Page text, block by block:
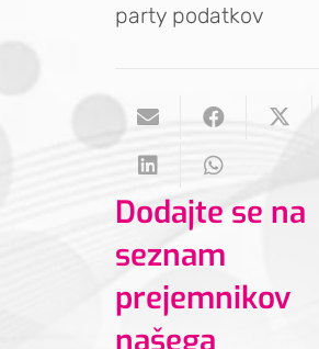
party podatkov
Dodajte se na
seznam
prejemnikov
našega